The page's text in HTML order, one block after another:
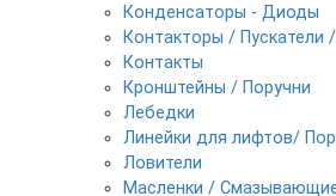
Конденсаторы - Диоды
Контакторы / Пускатели
Контакты
Кронштейны / Поручни
Лебедки
Линейки для лифтов/
Ловители
Масленки /